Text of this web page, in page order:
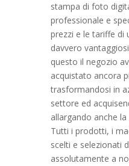
stampa di foto
professionale e
prezzi e le tariffe di
davvero
questo il negozio
acquistato ancora
trasformandosi in
settore ed
allargando anche
Tutti i prodotti, i
scelti e selezionati
assolutamente a